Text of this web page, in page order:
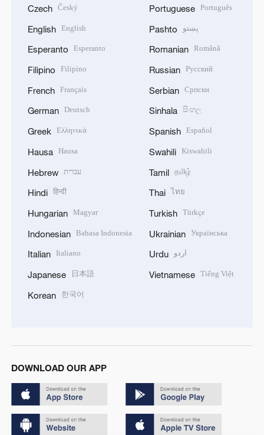
Czech Český
English English
Esperanto Esperanto
Filipino Filipino
French Français
German Deutsch
Greek Ελληνικά
Hausa Hausa
Hebrew עברית
Hindi हिन्दी
Hungarian Magyar
Indonesian Bahasa Indonesia
Italian Italiano
Japanese 日本語
Korean 한국어
Portuguese Português
Pashto پښتو
Romanian Română
Russian Русский
Serbian Српски
Sinhala සිංහල
Spanish Español
Swahili Kiswahili
Tamil தமிழ்
Thai ไทย
Turkish Türkçe
Ukrainian Українська
Urdu اردو
Vietnamese Tiếng Việt
DOWNLOAD OUR APP